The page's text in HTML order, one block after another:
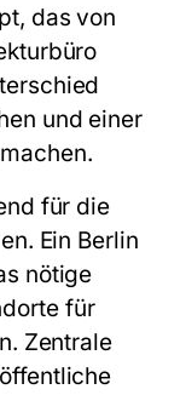
das von
und einer
für die
Ein Berlin
nötige
für
Zentrale